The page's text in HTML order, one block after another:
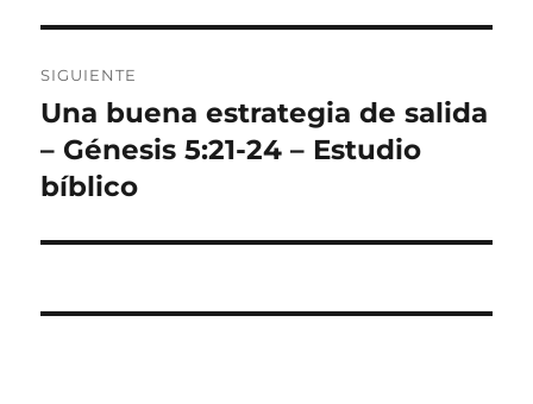
SIGUIENTE
Entrada
siguiente:
Una buena estrategia de salida
– Génesis 5:21-24 – Estudio
bíblico